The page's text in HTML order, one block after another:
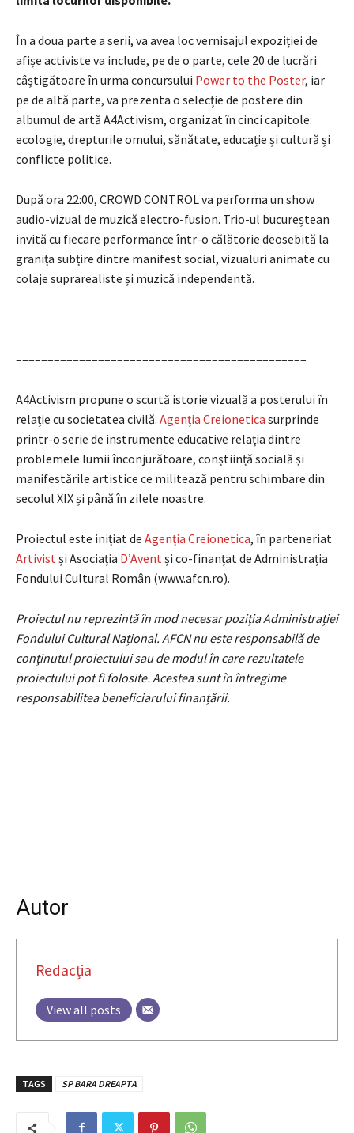
În a doua parte a serii, va avea loc vernisajul expoziției de
afișe activiste va include, pe de o parte, cele 20 de lucrări
câștigătoare în urma concursului Power to the Poster, iar
pe de altă parte, va prezenta o selecție de postere din
albumul de artă A4Activism, organizat în cinci capitole:
ecologie, drepturile omului, sănătate, educație și cultură și
conflicte politice.
După ora 22:00, CROWD CONTROL va performa un show
audio-vizual de muzică electro-fusion. Trio-ul bucureștean
invită cu fiecare performance într-o călătorie deosebită la
granița subțire dintre manifest social, vizualuri animate cu
colaje suprarealiste și muzică independentă.
––––––––––––––––––––––––––––––––––––––––––––––
A4Activism propune o scurtă istorie vizuală a posterului în
relație cu societatea civilă. Agenția Creionetica surprinde
printr-o serie de instrumente educative relația dintre
problemele lumii înconjurătoare, conștiință socială și
manifestările artistice ce militează pentru schimbare din
secolul XIX și până în zilele noastre.
Proiectul este inițiat de Agenția Creionetica, în parteneriat
Artivist și Asociația D’Avent și co-finanțat de Administrația
Fondului Cultural Român (www.afcn.ro).
Proiectul nu reprezintă în mod necesar poziţia Administrației
Fondului Cultural Național. AFCN nu este responsabilă de
conținutul proiectului sau de modul în care rezultatele
proiectului pot fi folosite. Acestea sunt în întregime
responsabilitea beneficiarului finanțării.
Autor
Redacția
View all posts
TAGS SP BARA DREAPTA